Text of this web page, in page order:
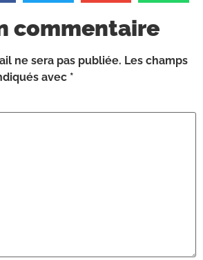
commentaire
ne sera pas publiée. Les champs
avec *